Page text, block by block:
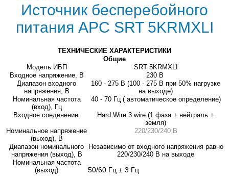
Источник бесперебойного
питания APC SRT 5KRMXLI
ТЕХНИЧЕСКИЕ ХАРАКТЕРИСТИКИ
Общие
Модель ИБП
SRT 5KRMXLI
Входное напряжение, В
230 В
Диапазон входного
напряжения, В
160 - 275 В (100 - 275 В при 50% нагрузке
на выходе)
Номинальная частота
(вход), Гц
40 - 70 Гц ( автоматическое определение)
Входное соединение
Hard Wire 3 wire (1 фаза + нейтраль +
земля)
Номинальное напряжение
(выход), В
220/230/240 В
Диапазон номинального
напряжения (выход), В
Независимо от входного напряжения равно
220/230/240 В на выходе
Номинальная частота
(выход)
50/60 Гц ± 3 Гц